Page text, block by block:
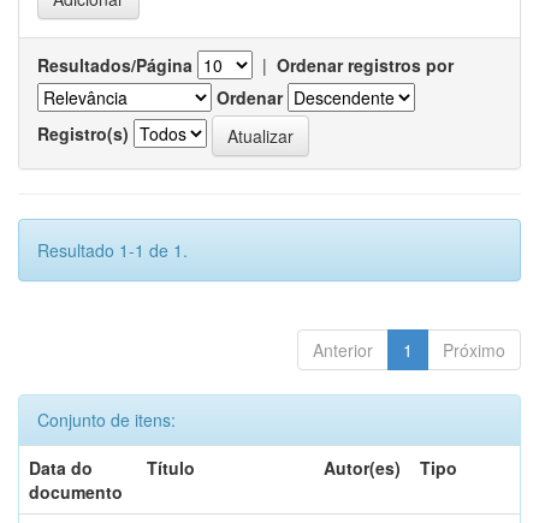
Resultados/Página | Ordenar registros por
Ordenar
Registro(s)
Resultado 1-1 de 1.
Anterior 1 Próximo
Conjunto de itens:
Data do
documento
Título Autor(es) Tipo